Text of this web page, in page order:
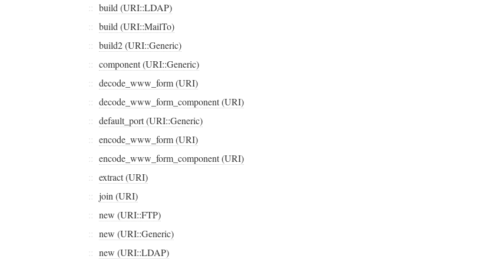
:: build (URI::LDAP)
:: build (URI::MailTo)
:: build2 (URI::Generic)
:: component (URI::Generic)
:: decode_www_form (URI)
:: decode_www_form_component (URI)
:: default_port (URI::Generic)
:: encode_www_form (URI)
:: encode_www_form_component (URI)
:: extract (URI)
:: join (URI)
:: new (URI::FTP)
:: new (URI::Generic)
:: new (URI::LDAP)